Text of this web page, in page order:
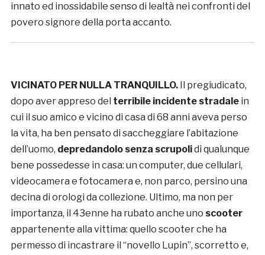
innato ed inossidabile senso di lealtà nei confronti del
povero signore della porta accanto.
VICINATO PER NULLA TRANQUILLO.Il pregiudicato,
dopo aver appreso del terribile incidente stradalein
cui il suo amico e vicino di casa di 68 anni aveva perso
la vita, ha ben pensato di saccheggiare l’abitazione
dell’uomo, depredandolo senza scrupolidi qualunque
bene possedesse in casa: un computer, due cellulari,
videocamera e fotocamera e, non parco, persino una
decina di orologi da collezione. Ultimo, ma non per
importanza, il 43enne ha rubato anche uno scooter
appartenente alla vittima: quello scooter che ha
permesso di incastrare il “novello Lupin”, scorretto e,